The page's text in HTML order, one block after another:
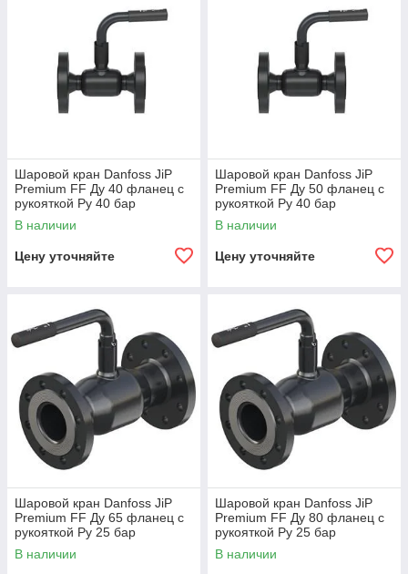
Шаровой кран Danfoss JiP
Premium FF Ду 40 фланец с
рукояткой Ру 40 бар
065N0320
В наличии
Цену уточняйте
Шаровой кран Danfoss JiP
Premium FF Ду 50 фланец с
рукояткой Ру 40 бар
065N0325
В наличии
Цену уточняйте
Шаровой кран Danfoss JiP
Premium FF Ду 65 фланец с
рукояткой Ру 25 бар
065N3612
В наличии
Шаровой кран Danfoss JiP
Premium FF Ду 80 фланец с
рукояткой Ру 25 бар
065N3613
В наличии